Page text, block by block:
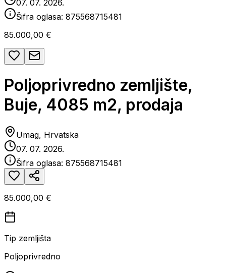
07. 07. 2026.
Šifra oglasa: 875568715481
85.000,00 €
Poljoprivredno zemljište,
Buje, 4085 m2, prodaja
Umag, Hrvatska
07. 07. 2026.
Šifra oglasa: 875568715481
85.000,00 €
Tip zemljišta
Poljoprivredno